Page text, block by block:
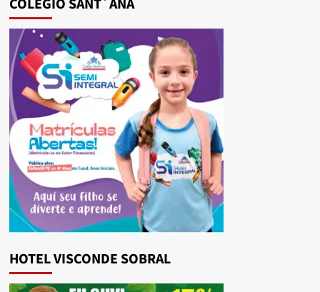
COLÉGIO SANT´ANA
HOTEL VISCONDE SOBRAL